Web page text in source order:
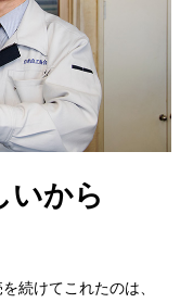
いから
続けてこれたのは、